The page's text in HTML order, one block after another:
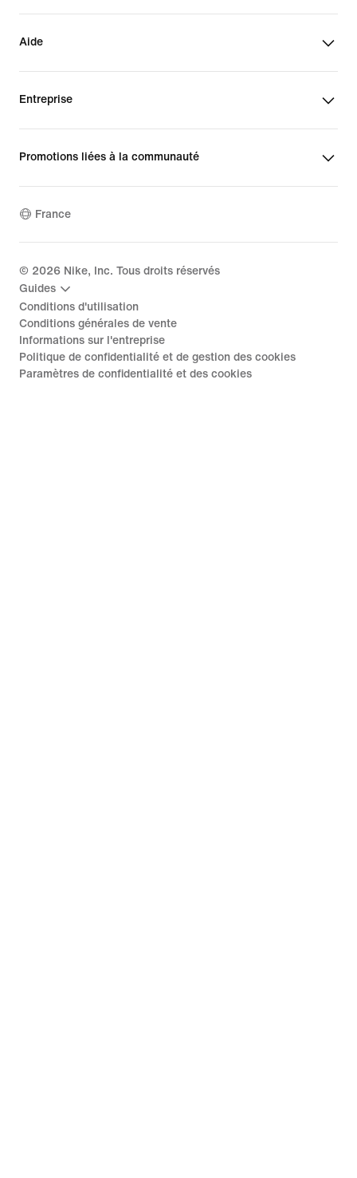
Aide
Entreprise
Promotions liées à la communauté
France
© 2026 Nike, Inc. Tous droits réservés
Guides
Conditions d'utilisation
Conditions générales de vente
Informations sur l'entreprise
Politique de confidentialité et de gestion des cookies
Paramètres de confidentialité et des cookies